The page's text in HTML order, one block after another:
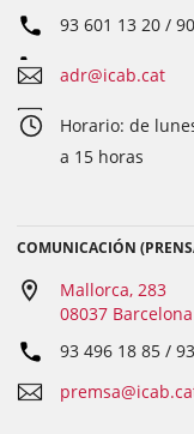
93 601 13 20 /
adr@icab.cat
Horario: de
a 15 horas
COMUNICACIÓN
Mallorca, 283
08037
93 496 18 85 /